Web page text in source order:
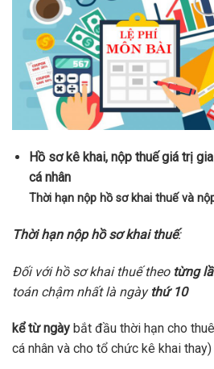
Hồ sơ kê khai, nộp thuế giá trị
cá nhân
Thời hạn nộp hồ sơ khai thuế và
Thời hạn nộp hồ sơ khai thuế:
Đối với hồ sơ khai thuế theo từng
toán chậm nhất là ngày thứ 10
kể từ ngày bắt đầu thời hạn cho
cá nhân và cho tổ chức kê khai thay)